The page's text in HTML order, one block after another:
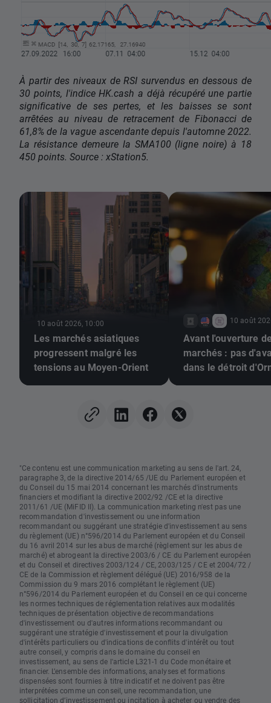
À partir des niveaux de RSI survendus en dessous de
30 points, l'indice HK.cash a déjà récupéré une partie
significative de ses pertes, et les baisses se sont
arrêtées au niveau de retracement de Fibonacci de
61,8% de la vague ascendante depuis l'automne 2022.
La résistance demeure la SMA100 (ligne noire) à 18
450 points. Source : xStation5.
10 août 2026, 10:00
Les marchés asiatiques
progressent malgré les
tensions au Moyen-Orient
10 août
Avant l'ouverture
marchés : pas
dans le détroit
de Berkshire
"Ce contenu est une communication marketing au sens de l'art. 24,
paragraphe 3, de la directive 2014/65 /UE du Parlement européen et
du Conseil du 15 mai 2014 concernant les marchés d'instruments
financiers et modifiant la directive 2002/92 /CE et la directive
2011/61 /UE (MiFID II). La communication marketing n'est pas une
recommandation d'investissement ou une information
recommandant ou suggérant une stratégie d'investissement au sens
du règlement (UE) n°596/2014 du Parlement européen et du Conseil
du 16 avril 2014 sur les abus de marché (règlement sur les abus de
marché) et abrogeant la directive 2003/6 / CE du Parlement européen
et du Conseil et directives 2003/124 / CE, 2003/125 / CE et 2004/72 /
CE de la Commission et règlement délégué (UE) 2016/958 de la
Commission du 9 mars 2016 complétant le règlement (UE)
n°596/2014 du Parlement européen et du Conseil en ce qui concerne
les normes techniques de réglementation relatives aux modalités
techniques de présentation objective de recommandations
d'investissement ou d'autres informations recommandant ou
suggérant une stratégie d'investissement et pour la divulgation
d'intérêts particuliers ou d'indications de conflits d'intérêt ou tout
autre conseil, y compris dans le domaine du conseil en
investissement, au sens de l'article L321-1 du Code monétaire et
financier. L’ensemble des informations, analyses et formations
dispensées sont fournies à titre indicatif et ne doivent pas être
interprétées comme un conseil, une recommandation, une
sollicitation d’investissement ou incitation à acheter ou vendre des